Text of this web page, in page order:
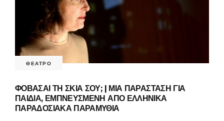
ΘΕΑΤΡΟ
ΦΟΒΑΣΑΙ ΤΗ ΣΚΙΑ ΣΟΥ; | ΜΙΑ ΠΑΡΑΣΤΑΣΗ ΓΙΑ
ΠΑΙΔΙΑ, ΕΜΠΝΕΥΣΜΕΝΗ ΑΠΟ ΕΛΛΗΝΙΚΑ
ΠΑΡΑΔΟΣΙΑΚΑ ΠΑΡΑΜΥΘΙΑ